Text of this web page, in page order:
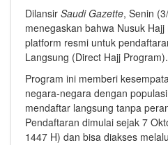
Dilansir Saudi Gazette, Senin
menegaskan bahwa Nusuk
platform resmi untuk
Langsung (Direct Hajj Program).
Program ini memberi
negara-negara dengan
mendaftar langsung tanpa
Pendaftaran dimulai sejak 7
1447 H) dan bisa diakses